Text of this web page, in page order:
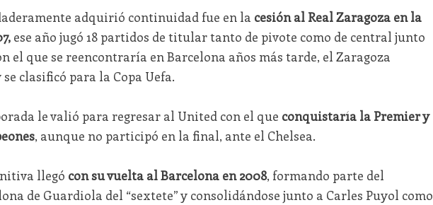
adquirió continuidad fue en la cesión al Real Zaragoza en la
ese año jugó 18 partidos de titular tanto de pivote como de central junto
el que se reencontraría en Barcelona años más tarde, el Zaragoza
clasificó para la Copa Uefa.
le valió para regresar al United con el que conquistaría la Premier y
, aunque no participó en la final, ante el Chelsea.
llegó con su vuelta al Barcelona en 2008, formando parte del
de Guardiola del “sextete” y consolidándose junto a Carles Puyol como